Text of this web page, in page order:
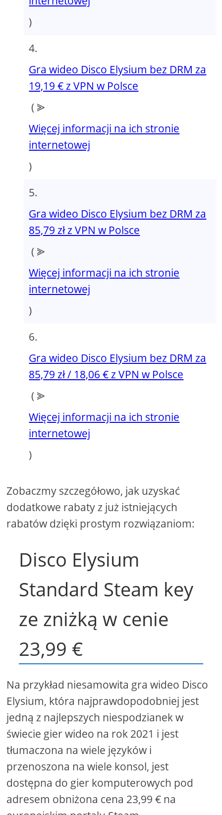
)
Gra wideo Disco Elysium bez DRM za
19,19 € z VPN w Polsce
( ⪢
Więcej informacji na ich stronie
internetowej
)
Gra wideo Disco Elysium bez DRM za
85,79 zł z VPN w Polsce
( ⪢
Więcej informacji na ich stronie
internetowej
)
Gra wideo Disco Elysium bez DRM za
85,79 zł / 18,06 € z VPN w Polsce
( ⪢
Więcej informacji na ich stronie
internetowej
)
Zobaczmy szczegółowo, jak uzyskać
dodatkowe rabaty z już istniejących
rabatów dzięki prostym rozwiązaniom:
Disco Elysium
Standard Steam key
ze zniżką w cenie
23,99 €
Na przykład niesamowita gra wideo Disco
Elysium, która najprawdopodobniej jest
jedną z najlepszych niespodzianek w
świecie gier wideo na rok 2021 i jest
tłumaczona na wiele języków i
przenoszona na wiele konsol, jest
dostępna do gier komputerowych pod
adresem obniżona cena 23,99 € na